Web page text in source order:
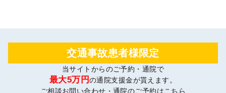
交通事故患者様限定
当サイトからのご予約・通院で
最大5万円の通院支援金が貰えます。
ご相談お問い合わせ・通院のご予約はこちら